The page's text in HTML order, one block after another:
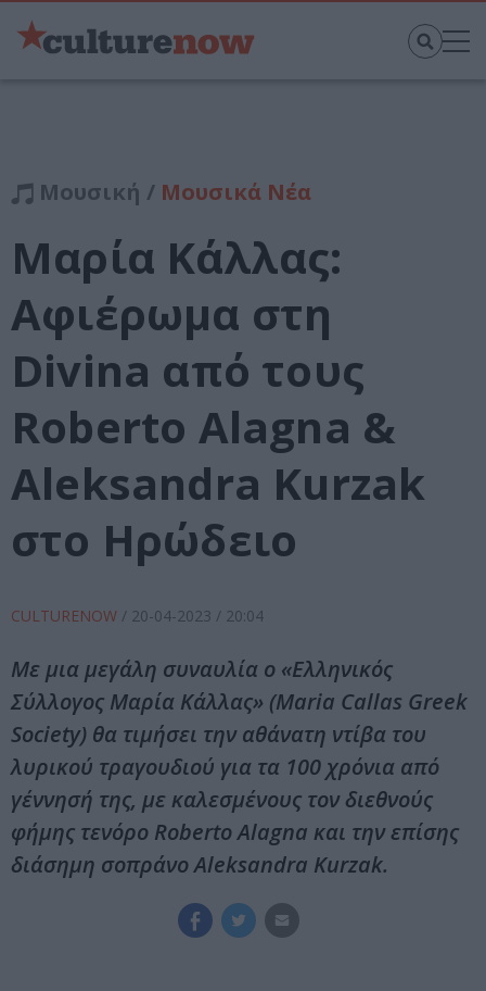
Μουσική / Μουσικά Νέα
Μαρία Κάλλας:
Αφιέρωμα στη
Divina από τους
Roberto Alagna &
Aleksandra Kurzak
στο Ηρώδειο
CULTURENOW / 20-04-2023 / 20:04
Με μια μεγάλη συναυλία ο «Ελληνικός
Σύλλογος Μαρία Κάλλας» (Maria Callas Greek
Society) θα τιμήσει την αθάνατη ντίβα του
λυρικού τραγουδιού για τα 100 χρόνια από
γέννησή της, με καλεσμένους τον διεθνούς
φήμης τενόρο Roberto Alagna και την επίσης
διάσημη σοπράνο Aleksandra Kurzak.